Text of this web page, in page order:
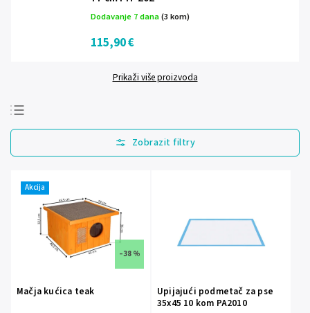
Dodavanje 7 dana(3 kom)
115,90 €
Prikaži više proizvoda
Najprodavanije
Najjeftinije
Abecedno
Akcija
–38 %
Mačja kućica teak
Upijajući podmetač za pse
35x45 10 kom PA2010